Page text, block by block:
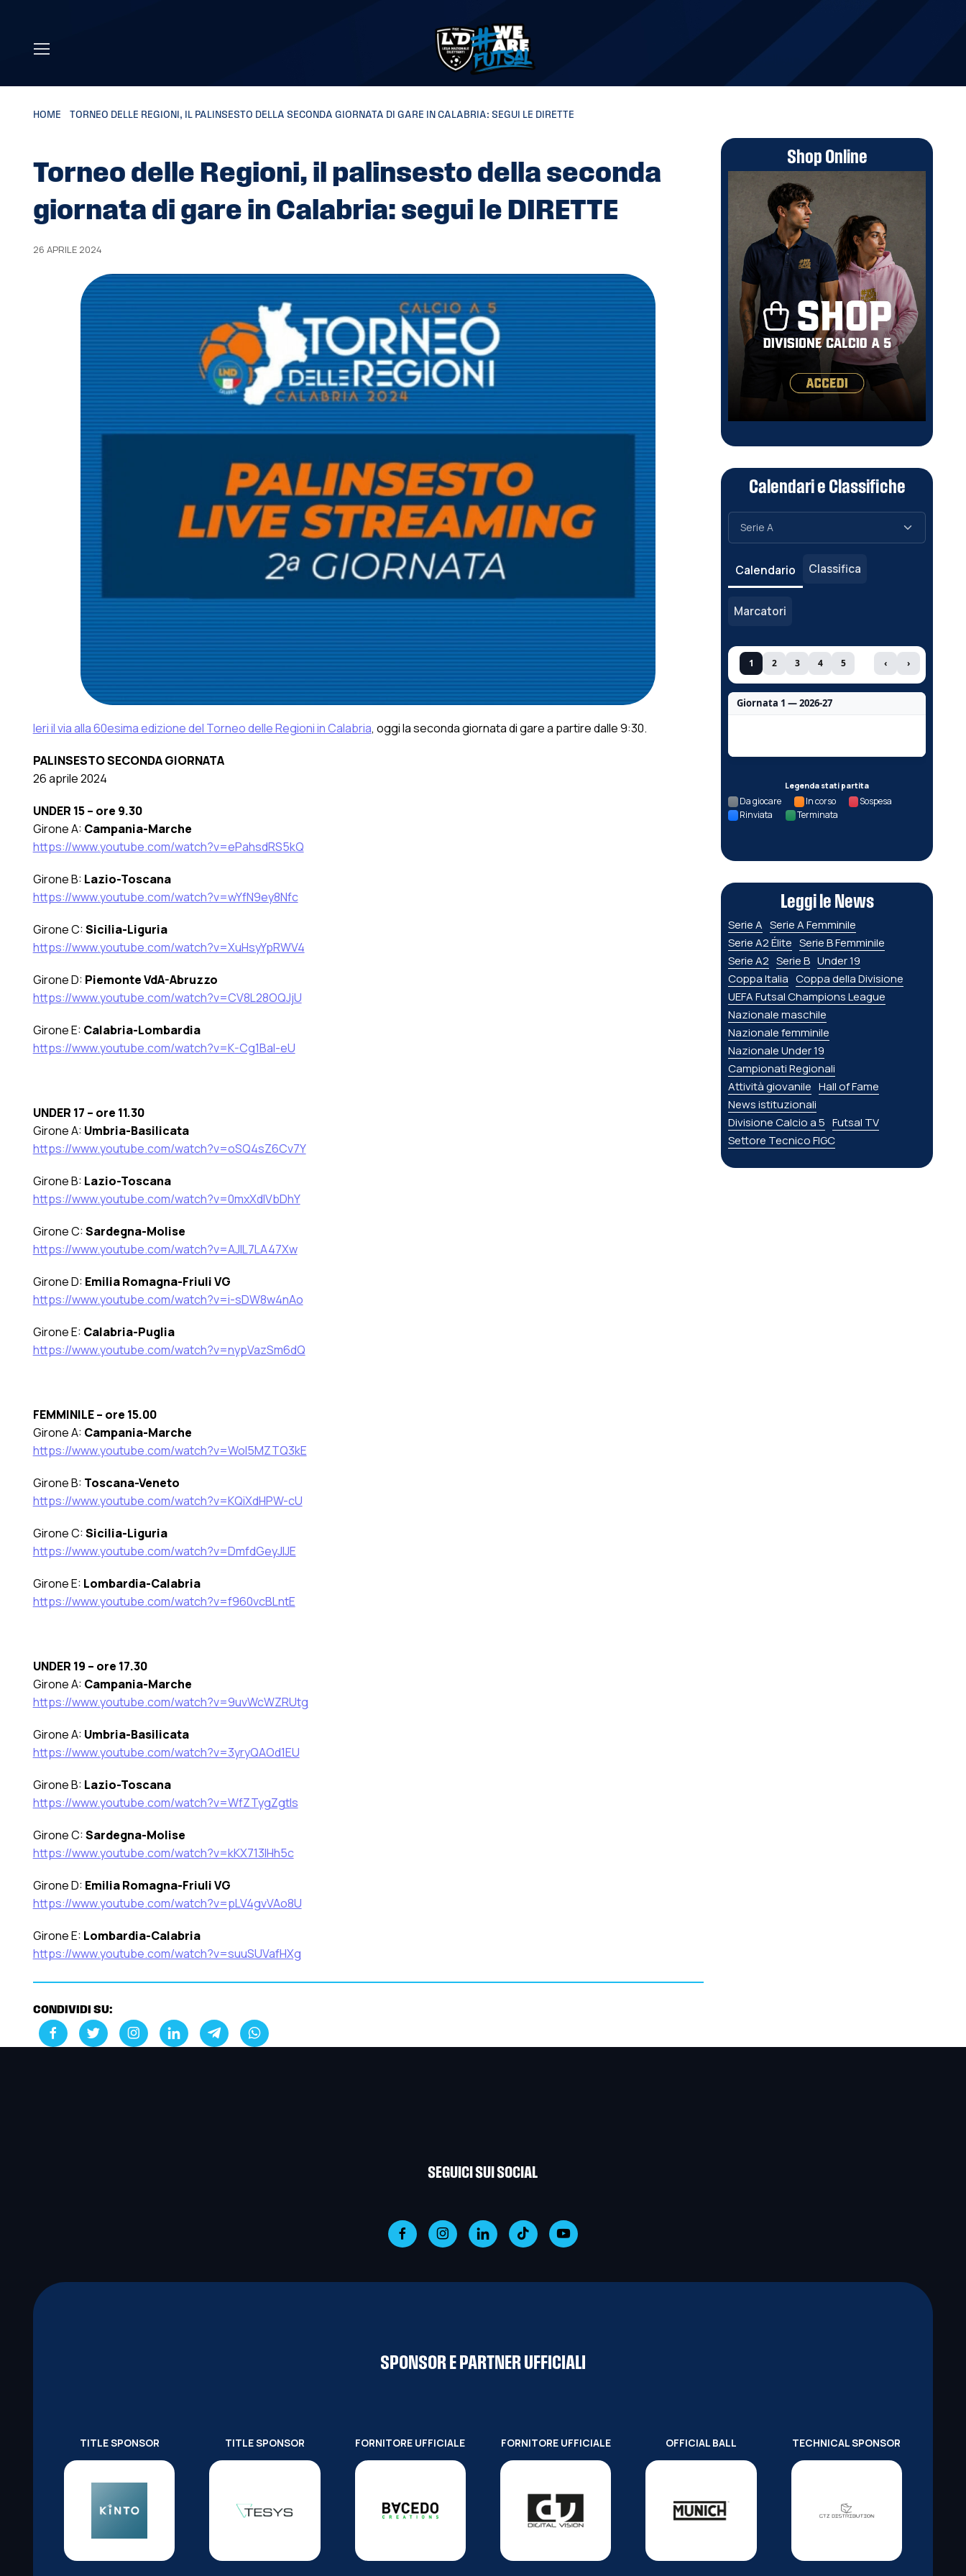
HOME TORNEO DELLE REGIONI, IL PALINSESTO DELLA SECONDA GIORNATA DI GARE IN CALABRIA: SEGUI LE DIRETTE
Torneo delle Regioni, il palinsesto della seconda
giornata di gare in Calabria: segui le DIRETTE
26 APRILE 2024
Ieri il via alla 60esima edizione del Torneo delle Regioni in Calabria, oggi la seconda giornata di gare a partire dalle 9:30.
PALINSESTO SECONDA GIORNATA
26 aprile 2024
UNDER 15 – ore 9.30
Girone A: Campania-Marche
https://www.youtube.com/watch?v=ePahsdRS5kQ
Girone B: Lazio-Toscana
https://www.youtube.com/watch?v=wYfN9ey8Nfc
Girone C:Sicilia-Liguria
https://www.youtube.com/watch?v=XuHsyYpRWV4
Girone D: Piemonte VdA-Abruzzo
https://www.youtube.com/watch?v=CV8L28OQJjU
Girone E: Calabria-Lombardia
https://www.youtube.com/watch?v=K-Cg1Bal-eU
UNDER 17 – ore 11.30
Girone A: Umbria-Basilicata
https://www.youtube.com/watch?v=oSQ4sZ6Cv7Y
Girone B: Lazio-Toscana
https://www.youtube.com/watch?v=0mxXdIVbDhY
Girone C:Sardegna-Molise
https://www.youtube.com/watch?v=AJlL7LA47Xw
Girone D: Emilia Romagna-Friuli VG
https://www.youtube.com/watch?v=i-sDW8w4nAo
Girone E: Calabria-Puglia
https://www.youtube.com/watch?v=nypVazSm6dQ
FEMMINILE – ore 15.00
Girone A: Campania-Marche
https://www.youtube.com/watch?v=Wol5MZTQ3kE
Girone B: Toscana-Veneto
https://www.youtube.com/watch?v=KQiXdHPW-cU
Girone C:Sicilia-Liguria
https://www.youtube.com/watch?v=DmfdGeyJIJE
Girone E: Lombardia-Calabria
https://www.youtube.com/watch?v=f960vcBLntE
UNDER 19 – ore 17.30
Girone A: Campania-Marche
https://www.youtube.com/watch?v=9uvWcWZRUtg
Girone A: Umbria-Basilicata
https://www.youtube.com/watch?v=3yryQAOd1EU
Girone B: Lazio-Toscana
https://www.youtube.com/watch?v=WfZTygZgtls
Girone C:Sardegna-Molise
https://www.youtube.com/watch?v=kKX713IHh5c
Girone D: Emilia Romagna-Friuli VG
https://www.youtube.com/watch?v=pLV4gvVAo8U
Girone E: Lombardia-Calabria
https://www.youtube.com/watch?v=suuSUVafHXg
CONDIVIDI SU:
Shop Online
Calendari e Classifiche
Calendario Classifica
Marcatori
1 2 3 4 5 ‹ ›
Giornata 1 — 2026-27
Legenda stati partita
Da giocare In corso
Sospesa
Rinviata
Terminata
Leggi le News
Serie A Serie A Femminile
Serie A2 Élite Serie B Femminile
Serie A2 Serie B Under 19
Coppa Italia Coppa della Divisione
UEFA Futsal Champions League
Nazionale maschile
Nazionale femminile
Nazionale Under 19
Campionati Regionali
Attività giovanile Hall of Fame
News istituzionali
Divisione Calcio a 5 Futsal TV
Settore Tecnico FIGC
SEGUICI SUI SOCIAL
SPONSOR E PARTNER UFFICIALI
TITLE SPONSOR TITLE SPONSOR FORNITORE UFFICIALE FORNITORE UFFICIALE OFFICIAL BALL TECHNICAL SPONSOR